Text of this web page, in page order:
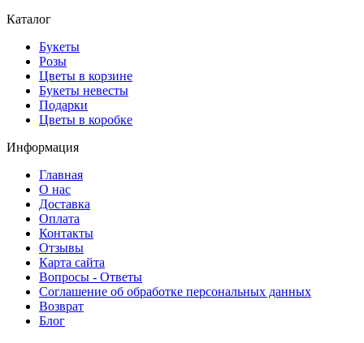
Каталог
Букеты
Розы
Цветы в корзине
Букеты невесты
Подарки
Цветы в коробке
Информация
Главная
О нас
Доставка
Оплата
Контакты
Отзывы
Карта сайта
Вопросы - Ответы
Соглашение об обработке персональных данных
Возврат
Блог